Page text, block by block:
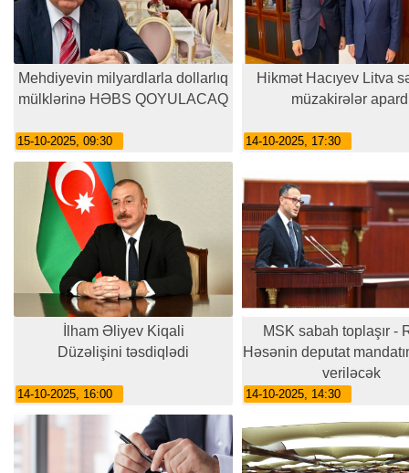
Mehdiyevin milyardlarla dollarlıq
mülklərinə HƏBS QOYULACAQ
15-10-2025, 09:30
Hikmət Hacıyev Litva
müzakirələr
14-10-2025, 17:30
İlham Əliyev Kiqali
Düzəlişini təsdiqlədi
14-10-2025, 16:00
MSK sabah toplaşır -
Həsənin deputat
veriləcək
14-10-2025, 14:30